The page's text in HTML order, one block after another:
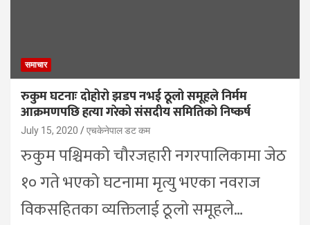
समाचार
रुकुम घटनाः दोहोरो झडप नभई ठूलो समूहले निर्मम
आक्रमणपछि हत्या गरेको संसदीय समितिको निष्कर्ष
July 15, 2020 एचकेनेपाल डट कम
रुकुम पश्चिमको चौरजहारी नगरपालिकामा जेठ
१० गते भएको घटनामा मृत्यु भएका नवराज
विकसहितका व्यक्तिलाई ठूलो समूहले…